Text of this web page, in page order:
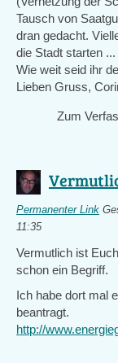
Tausch von
dran gedacht.
die Stadt starten
Wie weit seid ihr
Lieben Gruss,
Zum
Permanenter Link
11:35
Vermutlich ist
schon ein Begriff.
Ich habe dort mal
beantragt.
http://